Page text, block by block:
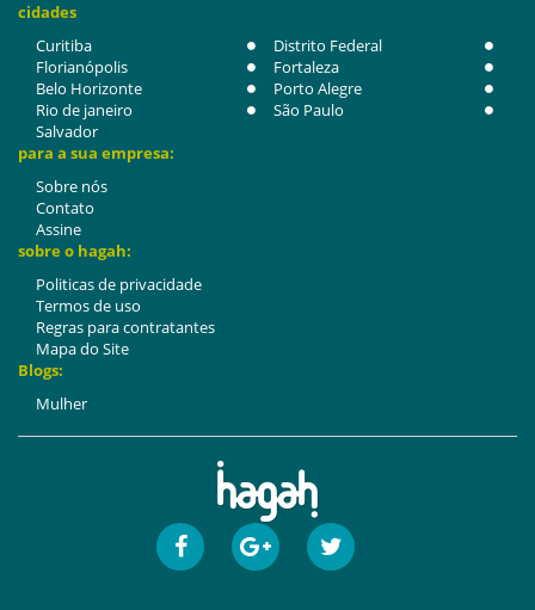
cidades
Curitiba
Distrito Federal
Florianópolis
Fortaleza
Belo Horizonte
Porto Alegre
Rio de janeiro
São Paulo
Salvador
para a sua empresa:
Sobre nós
Contato
Assine
sobre o hagah:
Politicas de privacidade
Termos de uso
Regras para contratantes
Mapa do Site
Blogs:
Mulher